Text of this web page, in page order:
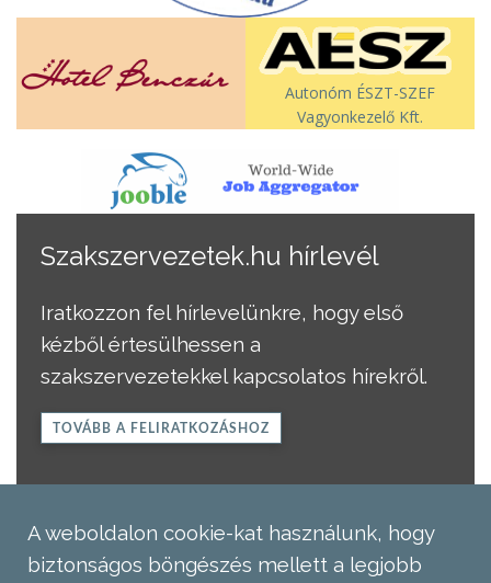
Autonóm ÉSZT-SZEF
Vagyonkezelő Kft.
Szakszervezetek.hu hírlevél
Iratkozzon fel hírlevelünkre, hogy első
kézből értesülhessen a
szakszervezetekkel kapcsolatos hírekről.
TOVÁBB A FELIRATKOZÁSHOZ
A weboldalon cookie-kat használunk, hogy
biztonságos böngészés mellett a legjobb